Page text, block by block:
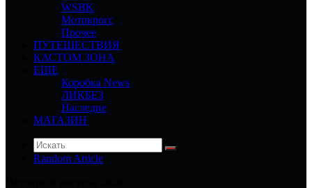
WSBK
Мотокросс
Прочее
ПУТЕШЕСТВИЯ
КАСТОМ ЗОНА
ЕЩЕ
Коробка News
ЛИКБЕЗ
Наследие
МАГАЗИН
Random Article